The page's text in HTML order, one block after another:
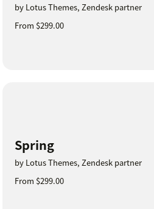
by Lotus Themes, Zendesk partner
From $299.00
Spring
by Lotus Themes, Zendesk partner
From $299.00